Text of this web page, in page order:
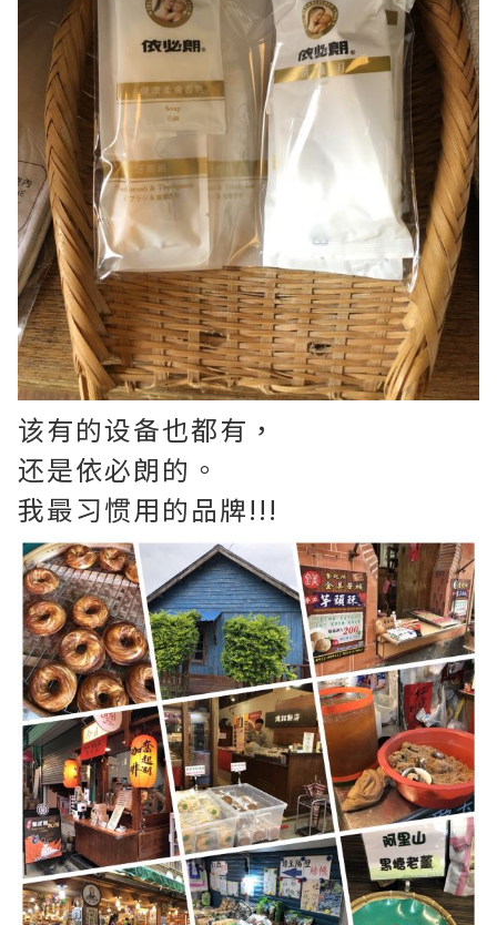
该有的设备也都有，
还是依必朗的。
我最习惯用的品牌!!!